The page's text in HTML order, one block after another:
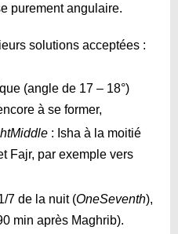
purement angulaire.
solutions acceptées :
(angle de 17 – 18°)
à se former,
: Isha à la moitié
Fajr, par exemple vers
7 de la nuit (OneSeventh),
min après Maghrib).